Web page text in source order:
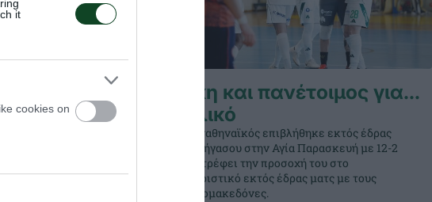
it
cookies on
του στην futsal
Νίκη και πανέτοιμος για…
τελικό
Ο Παναθηναϊκός επιβλήθηκε εκτός έδρας
του Πήγασου στην Αγία Παρασκευή με 12-2
και στρέφει την προσοχή του στο
καθοριστικό εκτός έδρας ματς με τους
Θρακομακεδόνες.